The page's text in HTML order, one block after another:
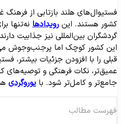
هلند بازتابی از فرهنگ
هستند. اینرویدادها نه‌تنها
بین‌المللی نیز جذابیت دارند
کشور کوچک اما پرجنب‌وجوش
را با افزودن جزئیات بیشتر،
نکات فرهنگی و توصیه‌های
و کامل‌تر شود. بایوروگردی
مطالب